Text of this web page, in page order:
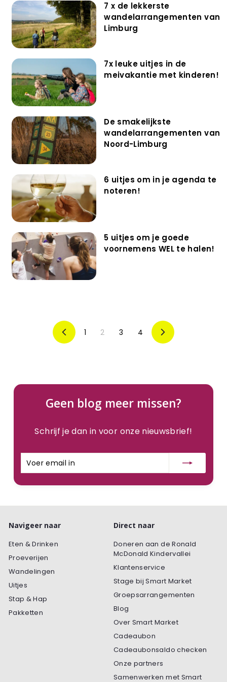
7 x de lekkerste
wandelarrangementen van
Limburg
7x leuke uitjes in de
meivakantie met kinderen!
De smakelijkste
wandelarrangementen van
Noord-Limburg
6 uitjes om in je agenda te
noteren!
5 uitjes om je goede
voornemens WEL te halen!
Vorige
1 2 3 4
Volgende
Geen blog meer missen?
Schrijf je dan in voor onze nieuwsbrief!
Navigeer naar
Eten & Drinken
Proeverijen
Wandelingen
Uitjes
Stap & Hap
Pakketten
Direct naar
Doneren aan de Ronald
McDonald Kindervallei
Klantenservice
Stage bij Smart Market
Groepsarrangementen
Blog
Over Smart Market
Cadeaubon
Cadeaubonsaldo checken
Onze partners
Samenwerken met Smart